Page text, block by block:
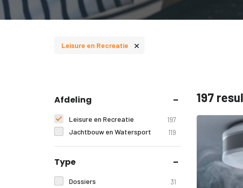
Leisure en Recreatie ×
Afdeling
Leisure en Recreatie 197
Jachtbouw en Watersport 119
Type
Dossiers 31
197